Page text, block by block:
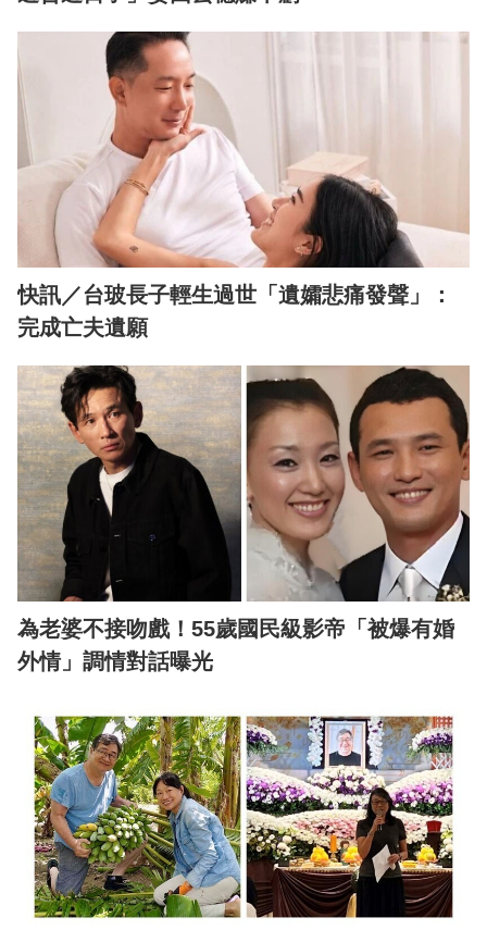
快訊／台玻長子輕生過世「遺孀悲痛發聲」：
完成亡夫遺願
為老婆不接吻戲！55歲國民級影帝「被爆有婚
外情」調情對話曝光